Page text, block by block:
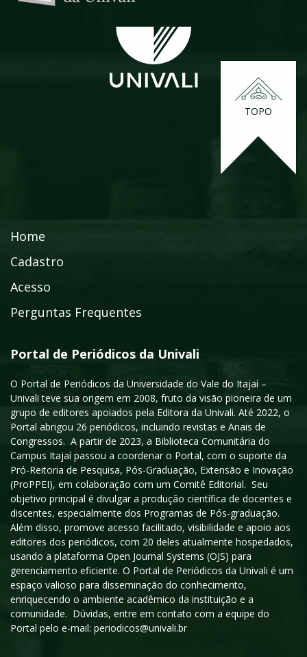
TOPO
Home
Cadastro
Acesso
Perguntas Frequentes
Portal de Periódicos da Univali
O Portal de Periódicos da Universidade do Vale do Itajaí –
Univali teve sua origem em 2008, fruto da visão pioneira de um
grupo de editores apoiados pela Editora da Univali. Até 2022, o
Portal abrigou 26 periódicos, incluindo revistas e Anais de
Congressos. A partir de 2023, a Biblioteca Comunitária do
Campus Itajaí passou a coordenar o Portal, com o suporte da
Pró-Reitoria de Pesquisa, Pós-Graduação, Extensão e Inovação
(ProPPEI), em colaboração com um Comitê Editorial. Seu
objetivo principal é divulgar a produção científica de docentes e
discentes, especialmente dos Programas de Pós-graduação.
Além disso, promove acesso facilitado, visibilidade e apoio aos
editores dos periódicos, com 20 deles atualmente hospedados,
usando a plataforma Open Journal Systems (OJS) para
gerenciamento eficiente. O Portal de Periódicos da Univali é um
espaço valioso para disseminação do conhecimento,
enriquecendo o ambiente acadêmico da instituição e a
comunidade. Dúvidas, entre em contato com a equipe do
Portal pelo e-mail: periodicos@univali.br